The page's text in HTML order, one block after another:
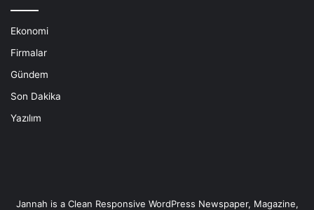
Ekonomi
Firmalar
Gündem
Son Dakika
Yazılım
Jannah is a Clean Responsive WordPress Newspaper, Magazine,